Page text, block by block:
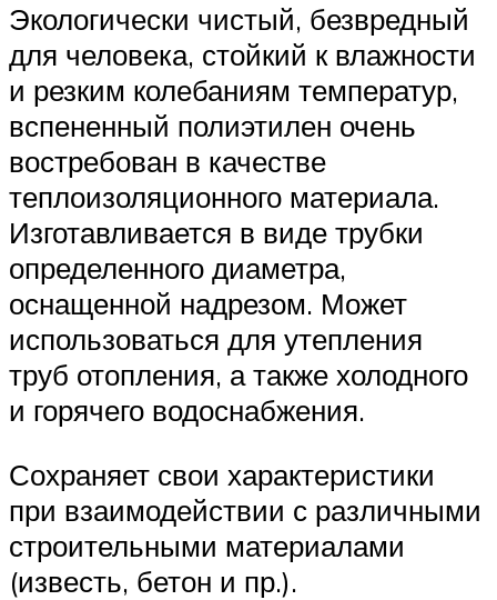
Экологически чистый, безвредный
для человека, стойкий к влажности
и резким колебаниям температур,
вспененный полиэтилен очень
востребован в качестве
теплоизоляционного материала.
Изготавливается в виде трубки
определенного диаметра,
оснащенной надрезом. Может
использоваться для утепления
труб отопления, а также холодного
и горячего водоснабжения.
Сохраняет свои характеристики
при взаимодействии с различными
строительными материалами
(известь, бетон и пр.).